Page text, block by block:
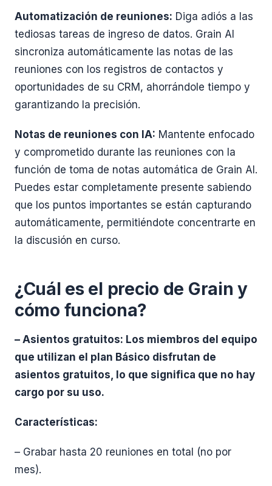
Automatización de reuniones: Diga adiós a las
tediosas tareas de ingreso de datos. Grain AI
sincroniza automáticamente las notas de las
reuniones con los registros de contactos y
oportunidades de su CRM, ahorrándole tiempo y
garantizando la precisión.
Notas de reuniones con IA: Mantente enfocado
y comprometido durante las reuniones con la
función de toma de notas automática de Grain AI.
Puedes estar completamente presente sabiendo
que los puntos importantes se están capturando
automáticamente, permitiéndote concentrarte en
la discusión en curso.
¿Cuál es el precio de Grain y
cómo funciona?
– Asientos gratuitos: Los miembros del equipo
que utilizan el plan Básico disfrutan de
asientos gratuitos, lo que significa que no hay
cargo por su uso.
Características:
– Grabar hasta 20 reuniones en total (no por
mes).